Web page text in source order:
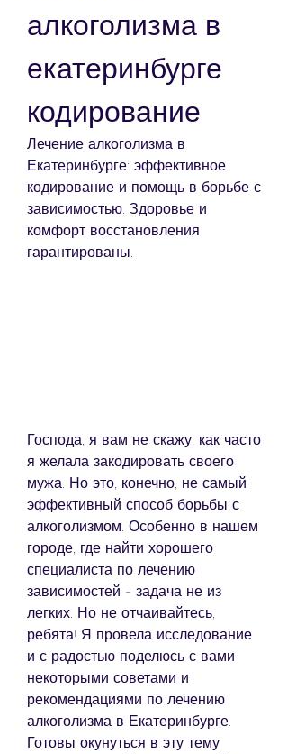
алкоголизма в
екатеринбурге
кодирование
Лечение алкоголизма в
Екатеринбурге: эффективное
кодирование и помощь в борьбе с
зависимостью. Здоровье и
комфорт восстановления
гарантированы.
Господа, я вам не скажу, как часто
я желала закодировать своего
мужа. Но это, конечно, не самый
эффективный способ борьбы с
алкоголизмом. Особенно в нашем
городе, где найти хорошего
специалиста по лечению
зависимостей - задача не из
легких. Но не отчаивайтесь,
ребята! Я провела исследование
и с радостью поделюсь с вами
некоторыми советами и
рекомендациями по лечению
алкоголизма в Екатеринбурге.
Готовы окунуться в эту тему